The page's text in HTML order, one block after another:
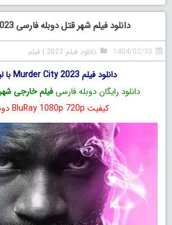
دانلود فیلم شهر قتل دوبله فارسی Murder City 2023
1404/02/30 دانلود فیلم 2023 |فیلم
دانلود فیلم Murder City 2023 با لینک مستقیم
دانلود رایگان دوبله فارسیفیلم خارجی
کیفیت BluRay 1080p 720p دوبله فارسی